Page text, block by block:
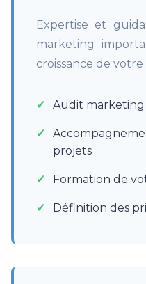
Expertise et
marketing
croissance de
Audit
projets
Formation de
Définition des